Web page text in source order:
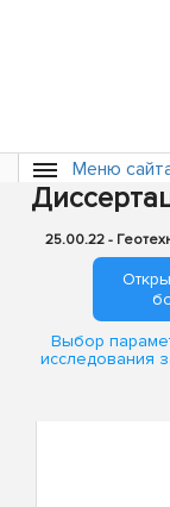
Меню
25.00.22 -
Выбор
исследования